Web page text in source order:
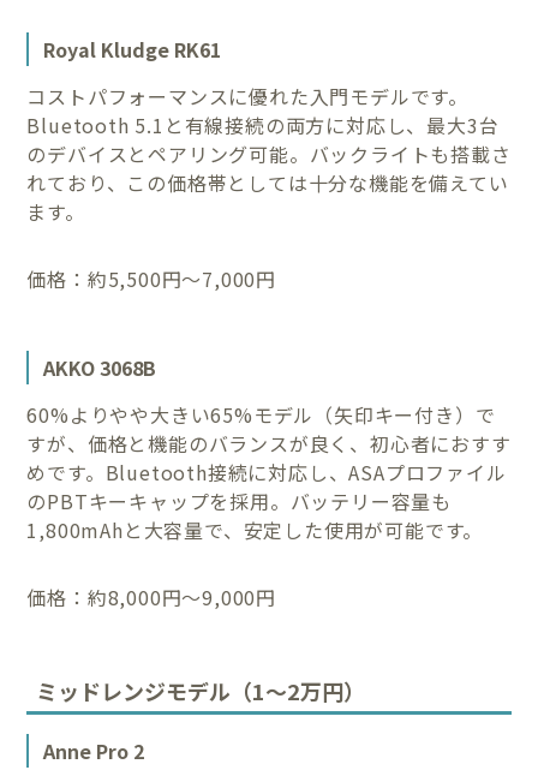
Royal Kludge RK61
コストパフォーマンスに優れた入門モデルです。
Bluetooth 5.1と有線接続の両方に対応し、最大3台
のデバイスとペアリング可能。バックライトも搭載さ
れており、この価格帯としては十分な機能を備えてい
ます。
価格：約5,500円〜7,000円
AKKO 3068B
60%よりやや大きい65%モデル（矢印キー付き）で
すが、価格と機能のバランスが良く、初心者におすす
めです。Bluetooth接続に対応し、ASAプロファイル
のPBTキーキャップを採用。バッテリー容量も
1,800mAhと大容量で、安定した使用が可能です。
価格：約8,000円〜9,000円
ミッドレンジモデル（1〜2万円）
Anne Pro 2